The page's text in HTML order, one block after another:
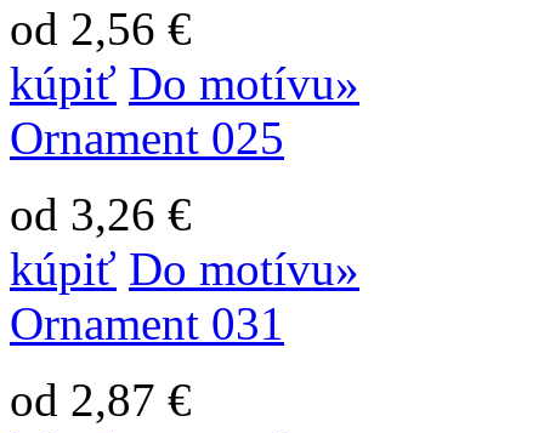
od 2,56 €
kúpiť Do motívu»
Ornament 025
od 3,26 €
kúpiť Do motívu»
Ornament 031
od 2,87 €